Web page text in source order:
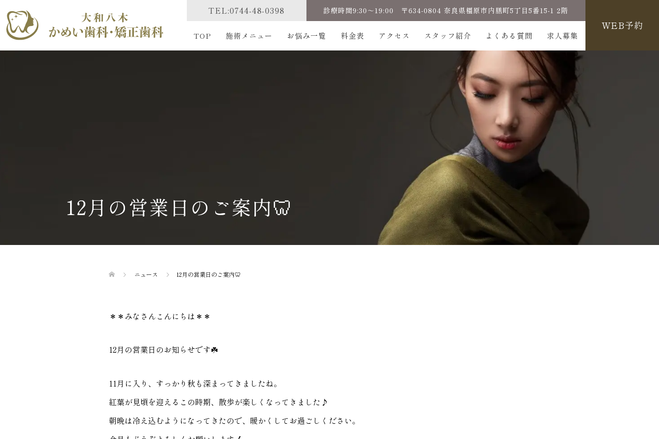
TEL:0744-48-0398 診療時間9:30～19:00 〒634-0804 奈良県橿原市内膳町5丁目5番15-1 2階
TOP 施術メニュー お悩み一覧 料金表 アクセス スタッフ紹介 よくある質問 求人募集
WEB予約
12月の営業日のご案内🦷
ニュース 12月の営業日のご案内🦷
＊＊みなさんこんにちは＊＊
12月の営業日のお知らせです☘️
11月に入り、すっかり秋も深まってきましたね。
紅葉が見頃を迎えるこの時期、散歩が楽しくなってきました♪
朝晩は冷え込むようになってきたので、暖かくしてお過ごしください。